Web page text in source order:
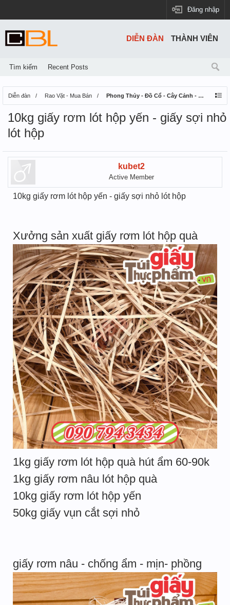
Đăng nhập
Diễn đàn Rao Vặt - Mua Bán Phong Thủy - Đồ Cổ - Cây Cảnh - Thú Nuôi
10kg giấy rơm lót hộp yến - giấy sợi nhỏ
lót hộp
kubet2
Active Member
10kg giấy rơm lót hộp yến - giấy sợi nhỏ lót hộp
Xưởng sản xuất giấy rơm lót hộp quà
1kg giấy rơm lót hộp quà hút ẩm 60-90k
1kg giấy rơm nâu lót hộp quà
10kg giấy rơm lót hộp yến
50kg giấy vụn cắt sợi nhỏ
giấy rơm nâu - chống ẩm - mịn- phồng
DIỄN ĐÀN
Tìm kiếm Recent Posts
THÀNH VIÊN